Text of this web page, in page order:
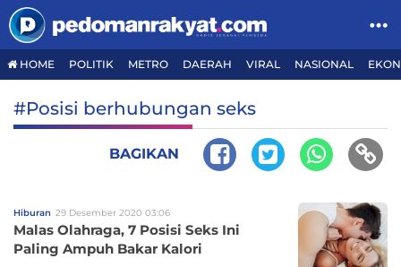
HOME POLITIK METRO DAERAH VIRAL NASIONAL
#Posisi berhubungan seks
BAGIKAN
Hiburan 29 Desember 2020 03:06
Malas Olahraga, 7 Posisi Seks Ini
Paling Ampuh Bakar Kalori